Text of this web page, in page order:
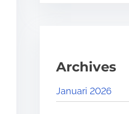
Archives
Januari 2026